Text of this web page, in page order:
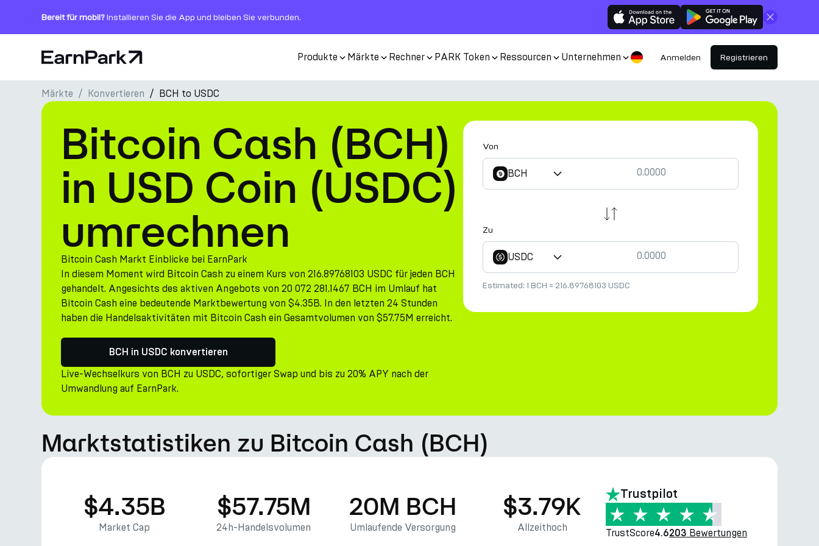
Bereit für mobil?Installieren Sie die App und bleiben Sie verbunden. Schließen
Startseite Produkte Märkte Rechner PARK Token Ressourcen Unternehmen Anmelden Registrieren
Produkte
Märkte
Rechner
PARK Token
Ressourcen
Unternehmen
Märkte Konvertieren BCH to USDC
Bitcoin Cash (BCH)
in USD Coin (USDC)
umrechnen
Bitcoin Cash Markt Einblicke bei EarnPark
In diesem Moment wird Bitcoin Cash zu einem Kurs von 216.89768103 USDC für jeden BCH
gehandelt. Angesichts des aktiven Angebots von 20 072 281.1467 BCH im Umlauf hat
Bitcoin Cash eine bedeutende Marktbewertung von $4.35B. In den letzten 24 Stunden
haben die Handelsaktivitäten mit Bitcoin Cash ein Gesamtvolumen von $57.75M erreicht.
BCH in USDC konvertieren
Live-Wechselkurs von BCH zu USDC, sofortiger Swap und bis zu 20% APY nach der
Umwandlung auf EarnPark.
Von
BCH
Zu
USDC
Estimated: 1 BCH ≈ 216.89768103 USDC
Marktstatistiken zu Bitcoin Cash (BCH)
$4.35B
Market Cap
$57.75M
24h-Handelsvolumen
20M BCH
Umlaufende Versorgung
$3.79K
Allzeithoch
Trustpilot
TrustScore4.6203 Bewertungen